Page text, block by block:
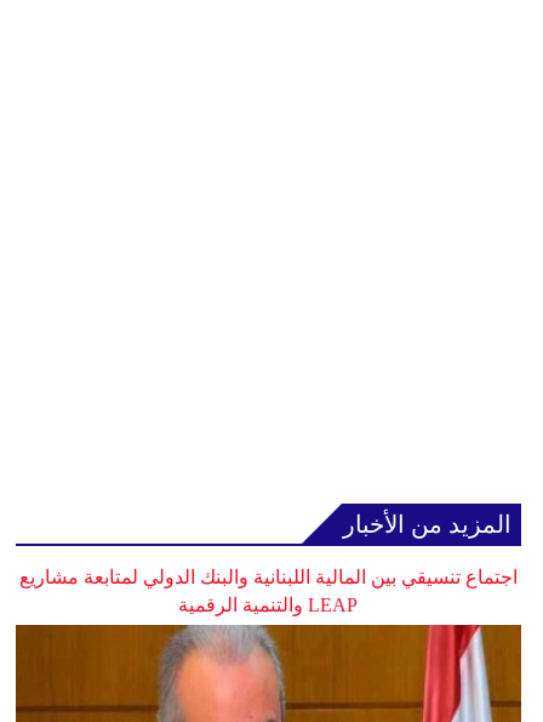
المزيد من الأخبار
اجتماع تنسيقي بين المالية اللبنانية والبنك الدولي لمتابعة مشاريع
LEAP والتنمية الرقمية